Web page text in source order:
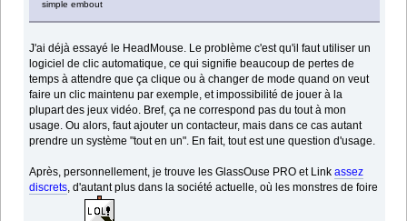
simple embout
J'ai déjà essayé le HeadMouse. Le problème c'est qu'il faut utiliser un
logiciel de clic automatique, ce qui signifie beaucoup de pertes de
temps à attendre que ça clique ou à changer de mode quand on veut
faire un clic maintenu par exemple, et impossibilité de jouer à la
plupart des jeux vidéo. Bref, ça ne correspond pas du tout à mon
usage. Ou alors, faut ajouter un contacteur, mais dans ce cas autant
prendre un système "tout en un". En fait, tout est une question d'usage.
Après, personnellement, je trouve les GlassOuse PRO et Linkassez
discrets, d'autant plus dans la société actuelle, où les monstres de foire